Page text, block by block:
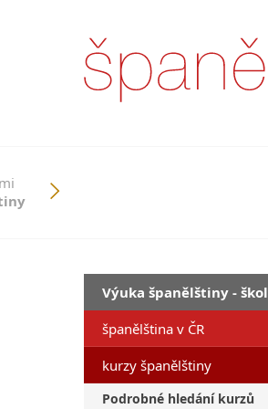
Výuka španělštiny -
španělština v ČR
kurzy španělštiny
Podrobné hledání kurzů